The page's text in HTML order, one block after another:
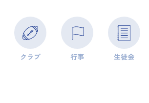
クラブ 行事 生徒会